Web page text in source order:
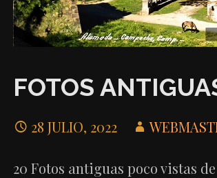
FOTOS
28 JULIO, 2022
20 Fotos antiguas poco vistas